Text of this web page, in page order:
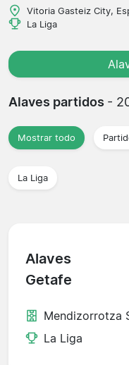
Vitoria Gasteiz City,
La Liga
Alaves partidos -
Mostrar todo
La Liga
Alaves
Getafe
Mendizorrotza
La Liga